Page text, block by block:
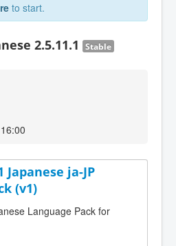
to start.
2.5.11.1 Stable
Japanese ja-JP
(v1)
Language Pack for